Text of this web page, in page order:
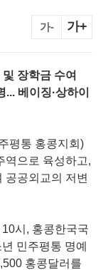
가- 가+
장학금 수여
베이징·상하이
평통 홍콩지회)
역으로 육성하고,
공공외교의 저변
시, 홍콩한국국
민주평통 명예
홍콩달러를